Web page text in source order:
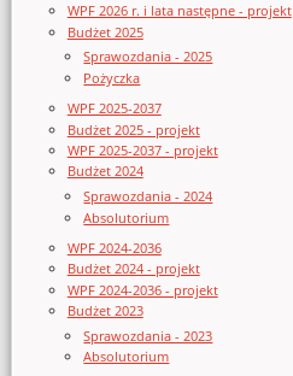
WPF 2026 r. i lata następne - projekt
Budżet 2025
Sprawozdania - 2025
Pożyczka
WPF 2025-2037
Budżet 2025 - projekt
WPF 2025-2037 - projekt
Budżet 2024
Sprawozdania - 2024
Absolutorium
WPF 2024-2036
Budżet 2024 - projekt
WPF 2024-2036 - projekt
Budżet 2023
Sprawozdania - 2023
Absolutorium